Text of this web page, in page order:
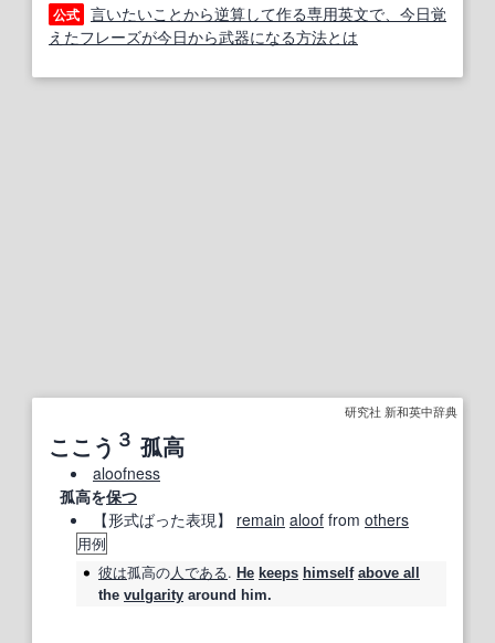
公式 言いたいことから逆算して作る専用英文で、今日覚
えたフレーズが今日から武器になる方法とは
研究社 新和英中辞典
ここう ３ 孤高
aloofness
孤高を保つ
【形式ばった表現】
remain aloof from others
用例
彼は孤高の人である. He keeps himself above all
the vulgarity around him.